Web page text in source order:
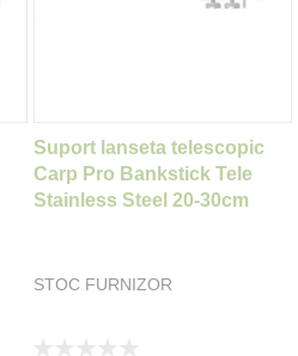
Suport lanseta telescopic
Carp Pro Bankstick Tele
Stainless Steel 20-30cm
STOC FURNIZOR